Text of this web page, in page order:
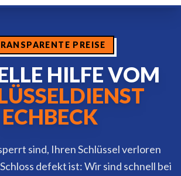
PREISE
HILFE VOM
ECHBECK
sind, Ihren Schlüssel verloren
defekt ist: Wir sind schnell bei